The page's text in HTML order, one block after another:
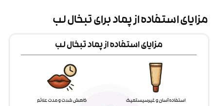
مزایای استفاده از پماد برای تبخال لب